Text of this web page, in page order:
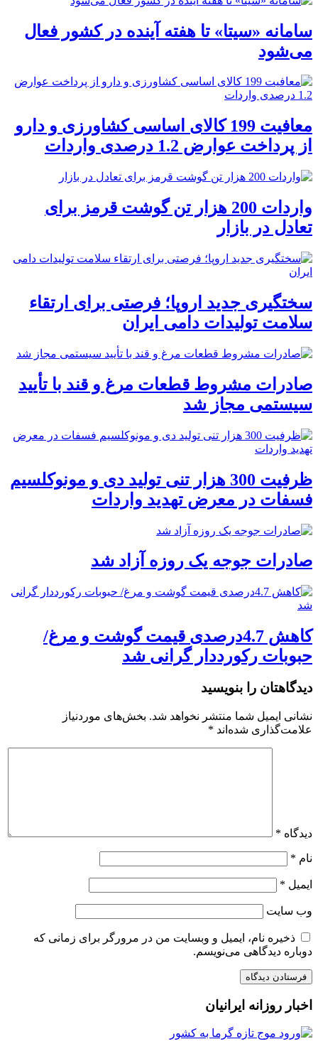
سامانه «سیتا» تا هفته آینده در کشور فعال
می‌شود
معافیت 199 کالای اساسی کشاورزی و دارو
از پرداخت عوارض 1.2 درصدی واردات
واردات 200 هزار تن گوشت قرمز برای
تعادل در بازار
سختگیری جدید اروپا؛ فرصتی برای ارتقاء
سلامت تولیدات دامی ایران
صادرات مشروط قطعات مرغ و قند با تأیید
سیستمی مجاز شد
ظرفیت 300 هزار تنی تولید دی و مونوکلسیم
فسفات در معرض تهدید واردات
صادرات جوجه یک روزه آزاد شد
کاهش 4.7درصدی قیمت گوشت و مرغ/
حبوبات رکورددار گرانی شد
دیدگاهتان را بنویسید
نشانی ایمیل شما منتشر نخواهد شد. بخش‌های موردنیاز
علامت‌گذاری شده‌اند *
دیدگاه *
نام *
ایمیل *
وب‌ سایت
ذخیره نام، ایمیل و وبسایت من در مرورگر برای زمانی که
دوباره دیدگاهی می‌نویسم.
اخبار روزانه ایرانیان